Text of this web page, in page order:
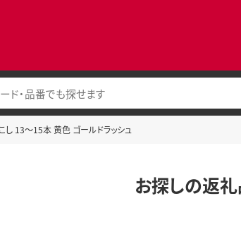
13～15本 黄色 ゴールドラッシュ
お探しの返礼